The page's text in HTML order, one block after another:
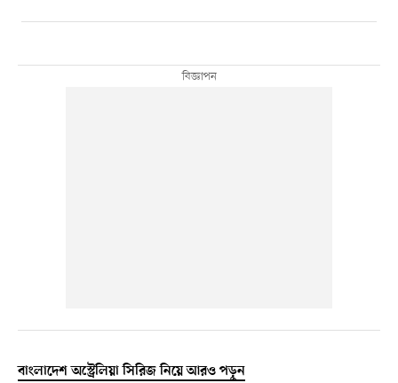
বাংলাদেশ অস্ট্রেলিয়া সিরিজ নিয়ে আরও পড়ুন